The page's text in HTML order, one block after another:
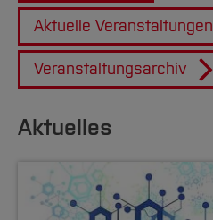
Aktuelle Veranstaltungen
Veranstaltungsarchiv
Aktuelles